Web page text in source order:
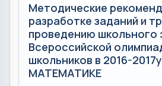
Методические
разработке заданий и
проведению школьного
Всероссийской
школьников в 2016-
МАТЕМАТИКЕ